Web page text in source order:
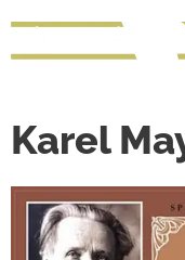
Karel